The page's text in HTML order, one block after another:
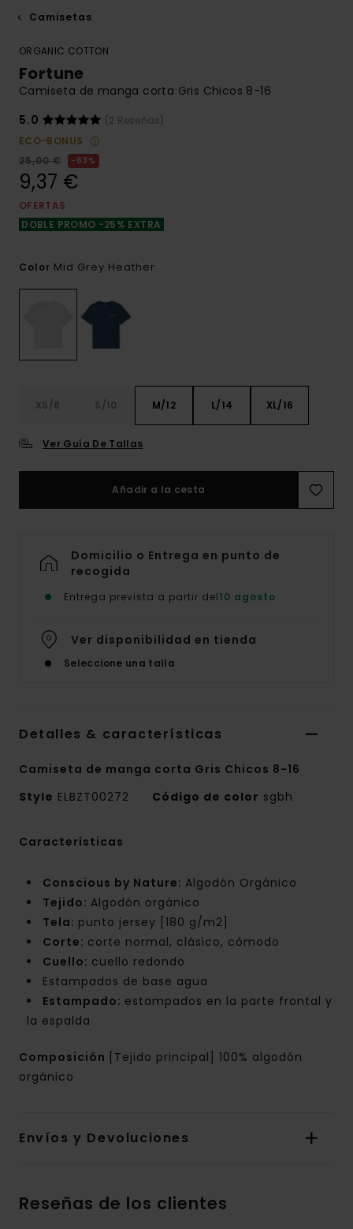
Camisetas
ORGANIC COTTON
Fortune
Camiseta de manga corta Gris Chicos 8-16
5.0
(2 Reseñas)
ECO-BONUS
25,00 €
63%
9,37 €
OFERTAS
DOBLE PROMO -25% EXTRA
Color Mid Grey Heather
XS/8 S/10 M/12 L/14 XL/16
Ver Guía De Tallas
Añadir a la cesta
Domicilio o Entrega en punto de
recogida
Entrega prevista a partir del10 agosto
Ver disponibilidad en tienda
Seleccione una talla
Detalles & características
Camiseta de manga corta Gris Chicos 8-16
Style ELBZT00272 Código de color sgbh
Características
Conscious by Nature: Algodón Orgánico
Tejido: Algodón orgánico
Tela: punto jersey [180 g/m2]
Corte: corte normal, clásico, cómodo
Cuello: cuello redondo
Estampados de base agua
Estampado: estampados en la parte frontal y
la espalda
Composición
[Tejido principal] 100% algodón
orgánico
Envíos y Devoluciones
Reseñas de los clientes